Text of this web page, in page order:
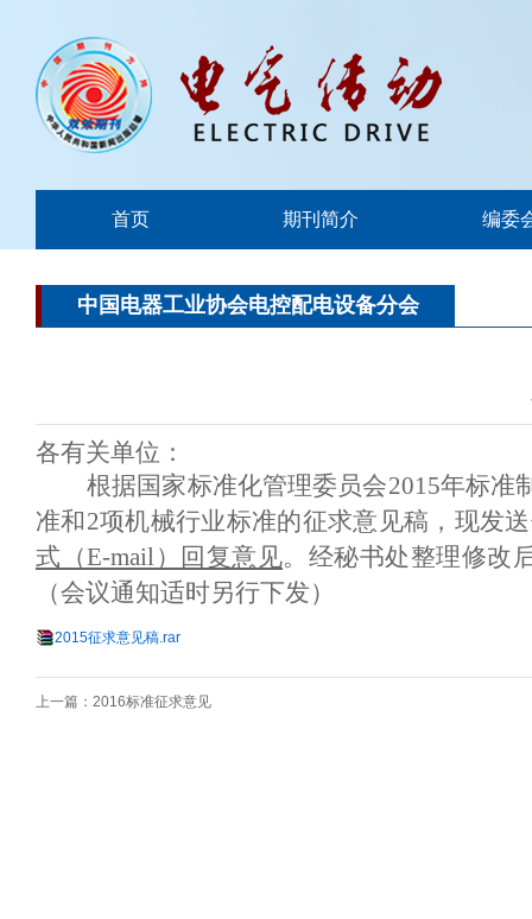
首页 期刊简介 编委
中国电器工业协会电控配电设备分会
各有关单位：
根据国家标准化管理委员会2015年标
准和2项机械行业标准的征求意见稿，现发
式（E-mail）回复意见。经秘书处整理修改
（会议通知适时另行下发）
2015征求意见稿.rar
上一篇： 2016标准征求意见